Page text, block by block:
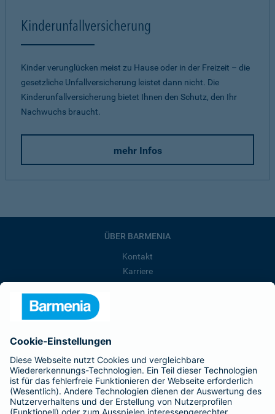
Kinderunfallversicherung
Kinder verunglücken meist zu Hause oder in der Freizeit – die
gesetzliche Unfallversicherung leistet dann nicht. Die
Kinderunfallversicherung bietet Ihnen den Schutz, den Ihr
Nachwuchs braucht.
mehr Infos
ÜBER BARMENIA
Kontakt
Karriere
Barmenia ist Teil der BarmeniaGothaer
BELIEBTE SEITEN
Kranken-Zusatzversicherung
Tierversicherungen